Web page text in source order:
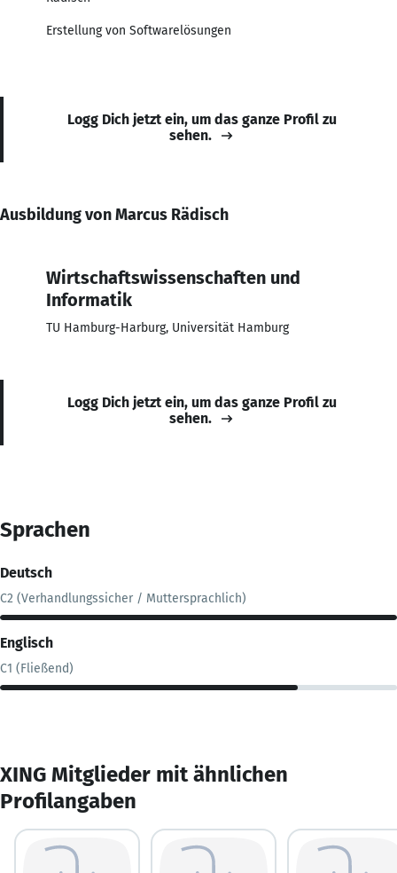
Erstellung von Softwarelösungen
Logg Dich jetzt ein, um das ganze Profil zu
sehen.
Ausbildung von Marcus Rädisch
Wirtschaftswissenschaften und
Informatik
TU Hamburg-Harburg, Universität Hamburg
Logg Dich jetzt ein, um das ganze Profil zu
sehen.
Sprachen
Deutsch
C2 (Verhandlungssicher / Muttersprachlich)
Englisch
C1 (Fließend)
XING Mitglieder mit ähnlichen
Profilangaben